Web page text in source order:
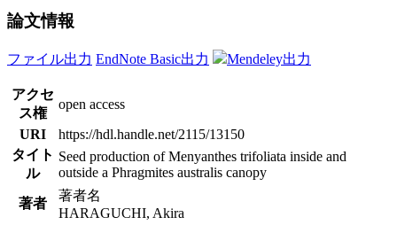
論文情報
ファイル出力 EndNote Basic出力 Mendeley出力
アクセ
ス権
open access
URI
https://hdl.handle.net/2115/13150
タイト
ル
Seed production of Menyanthes trifoliata inside and
outside a Phragmites australis canopy
著者
著者名
HARAGUCHI, Akira